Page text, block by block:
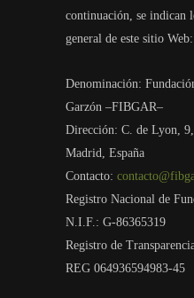
continuación, se indican
general de este sitio Web:
Denominación:
Garzón –FIBGAR–
Dirección: C. de Lyon,
Madrid, España
Contacto:
Registro Nacional de
N.I.F.: G-86365319
Registro de
REG 064936594983-45